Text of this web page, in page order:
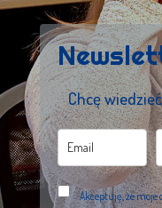
Chcę
Akceptuję, że moje